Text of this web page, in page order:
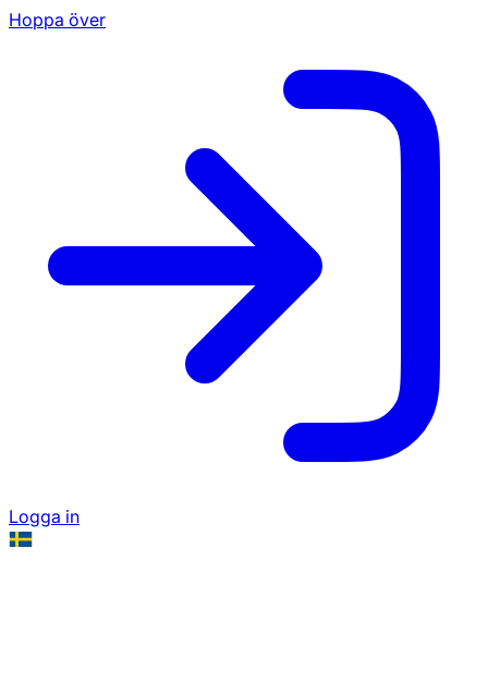
Hoppa över
Logga in